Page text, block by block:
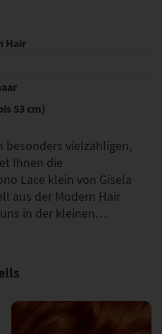
Hair
53 cm)
besonders vielzähligen,
Ihnen die
Lace klein von Gisela
aus der Modern Hair
in der kleinen…